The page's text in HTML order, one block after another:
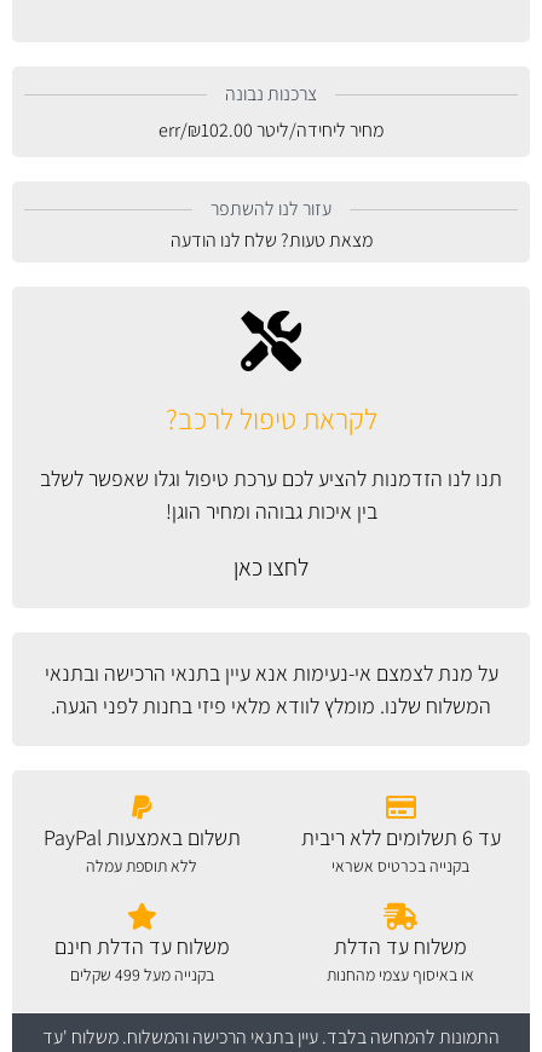
לקראת טיפול לרכב?
תנו לנו הזדמנות להציע לכם ערכת טיפול וגלו שאפשר לשלב
בין איכות גבוהה ומחיר הוגן!
לחצו כאן
על מנת לצמצם אי-נעימות אנא עייןבתנאי הרכישה ובתנאי
המשלוח שלנו. מומלץ לוודא מלאי פיזי בחנות לפני הגעה.
צרכנות נבונה
מחיר ליחידה/ליטר
₪102.00
/err
עזור לנו להשתפר
מצאת טעות? שלח לנו הודעה
עד 6 תשלומים ללא ריבית
בקנייה בכרטיס אשראי
תשלום באמצעות PayPal
ללא תוספת עמלה
משלוח עד הדלת
או באיסוף עצמי מהחנות
משלוח עד הדלת חינם
בקנייה מעל 499 שקלים
התמונות להמחשה בלבד.עיין בתנאי הרכישה והמשלוח. משלוח 'עד